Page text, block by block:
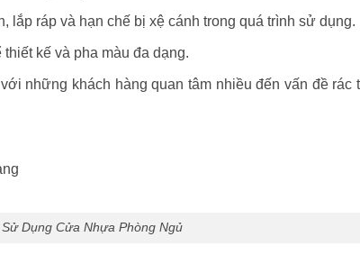
lắp ráp và hạn chế bị xệ cánh trong quá trình sử dụng.
kế và pha màu đa dạng.
những khách hàng quan tâm nhiều đến vấn đề rác
Dụng Cửa Nhựa Phòng Ngủ